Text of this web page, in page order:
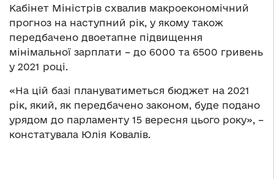
Кабінет Міністрів схвалив макроекономічний
прогноз на наступний рік, у якому також
передбачено двоетапне підвищення
мінімальної зарплати – до 6000 та 6500 гривень
у 2021 році.
«На цій базі плануватиметься бюджет на 2021
рік, який, як передбачено законом, буде подано
урядом до парламенту 15 вересня цього року», –
констатувала Юлія Ковалів.